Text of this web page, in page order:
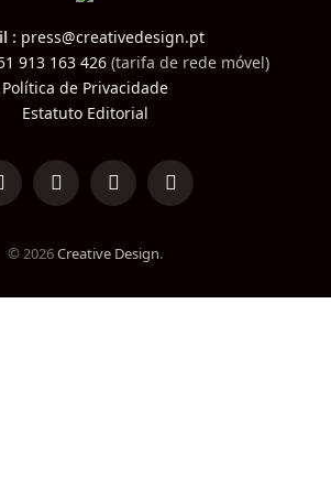
: press@creativedesign.pt
913 163 426(tarifa de rede móvel)
Política de Privacidade
Estatuto Editorial
FacebookInstagramTikTok
© 2026Creative Design.